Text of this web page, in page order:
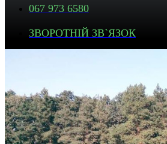
067 973 6580
ЗВОРОТНІЙ ЗВ`ЯЗОК